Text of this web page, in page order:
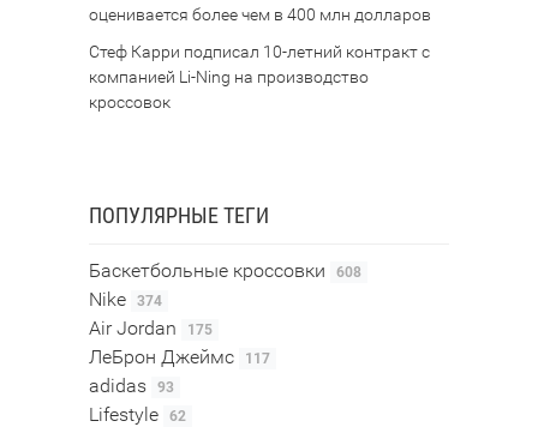
оценивается более чем в 400 млн долларов
Стеф Карри подписал 10-летний контракт с
компанией Li-Ning на производство
кроссовок
ПОПУЛЯРНЫЕ ТЕГИ
Баскетбольные кроссовки 608
Nike 374
Air Jordan 175
ЛеБрон Джеймс 117
adidas 93
Lifestyle 62